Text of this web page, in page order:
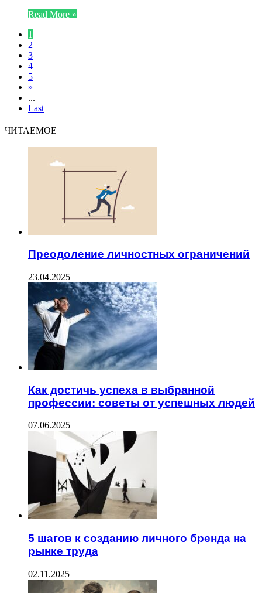
Read More »
1
2
3
4
5
»
...
Last
ЧИТАЕМОЕ
Преодоление личностных ограничений
23.04.2025
Как достичь успеха в выбранной
профессии: советы от успешных людей
07.06.2025
5 шагов к созданию личного бренда на
рынке труда
02.11.2025